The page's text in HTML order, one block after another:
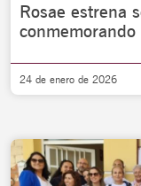
Rosae estrena
24 de enero de 2026